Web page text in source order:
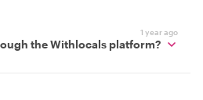
1 year ago
the Withlocals platform?